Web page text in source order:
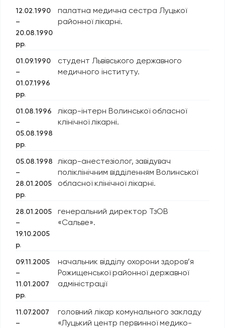
12.02.1990
–
20.08.1990
рр.
палатна медична сестра Луцької
районної лікарні.
01.09.1990
–
01.07.1996
рр.
студент Львівського державного
медичного інституту.
01.08.1996
–
05.08.1998
рр.
лікар-інтерн Волинської обласної
клінічної лікарні.
05.08.1998
–
28.01.2005
рр.
лікар-анестезіолог, завідувач
поліклінічним відділенням Волинської
обласної клінічної лікарні.
28.01.2005
–
19.10.2005
р.
генеральний директор ТзОВ
«Сальве».
09.11.2005
–
11.01.2007
рр.
начальник відділу охорони здоров’я
Рожищенської районної державної
адміністрації
11.07.2007
–
головний лікар комунального закладу
«Луцький центр первинної медико-